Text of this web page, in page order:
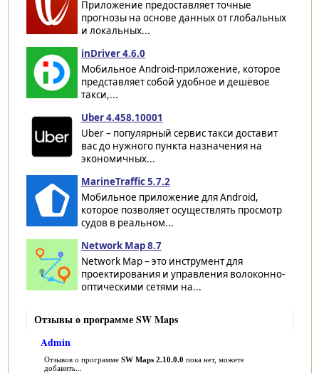
Приложение предоставляет точные
прогнозы на основе данных от глобальных
и локальных...
inDriver 4.6.0
Мобильное Android-приложение, которое
представляет собой удобное и дешёвое
такси,...
Uber 4.458.10001
Uber – популярный сервис такси доставит
вас до нужного пункта назначения на
экономичных...
MarineTraffic 5.7.2
Мобильное приложение для Android,
которое позволяет осуществлять просмотр
судов в реальном...
Network Map 8.7
Network Map – это инструмент для
проектирования и управления волоконно-
оптическими сетями на...
Отзывы о программе SW Maps
Admin
Отзывов о программе SW Maps 2.10.0.0 пока нет, можете
добавить...